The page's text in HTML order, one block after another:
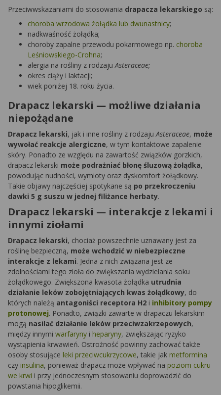
Przeciwwskazaniami do stosowania drapacza lekarskiego są:
choroba wrzodowa żołądka lub dwunastnicy;
nadkwaśność żołądka;
choroby zapalne przewodu pokarmowego np. choroba
Leśniowskiego-Crohna;
alergia na rośliny z rodzajuAsteraceae;
okres ciąży i laktacji;
wiek poniżej 18. roku życia.
Drapacz lekarski — możliwe działania
niepożądane
Drapacz lekarski, jak i inne rośliny z rodzajuAsteraceae, może
wywołać reakcje alergiczne, w tym kontaktowe zapalenie
skóry. Ponadto ze względu na zawartość związków gorzkich,
drapacz lekarski może podrażniać błonę śluzową żołądka,
powodując nudności, wymioty oraz dyskomfort żołądkowy.
Takie objawy najczęściej spotykane są po przekroczeniu
dawki 5 g suszu w jednej filiżance herbaty.
Drapacz lekarski — interakcje z lekami i
innymi ziołami
Drapacz lekarski, chociaż powszechnie uznawany jest za
roślinę bezpieczną, może wchodzić w niebezpieczne
interakcje z lekami. Jedna z nich związana jest ze
zdolnościami tego zioła do zwiększania wydzielania soku
żołądkowego. Zwiększona kwasota żołądka utrudnia
działanie leków zobojętniających kwas żołądkowy, do
których należą antagoniści receptora H2 i inhibitory pompy
protonowej. Ponadto, związki zawarte w drapaczu lekarskim
mogą nasilać działanie leków przeciwzakrzepowych,
między innymi warfaryny i heparyny, zwiększając ryzyko
wystąpienia krwawień. Ostrożność powinny zachować także
osoby stosujące leki przeciwcukrzycowe, takie jak metformina
czy insulina, ponieważ drapacz może wpływać na poziom cukru
we krwi i przy jednoczesnym stosowaniu doprowadzić do
powstania hipoglikemii.